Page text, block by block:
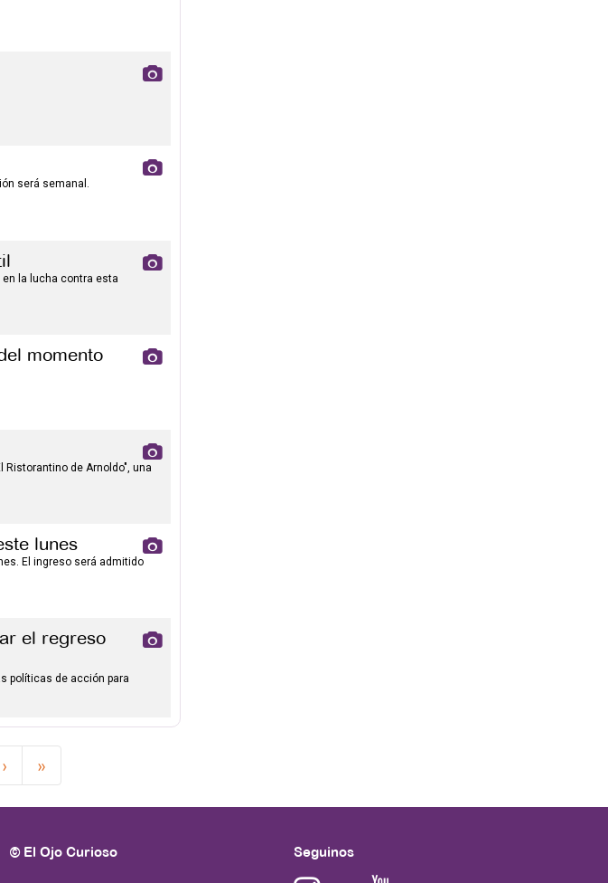
será semanal.
la lucha contra esta
momento
de Arnoldo", una
lunes
El ingreso será admitido
el regreso
políticas de acción para
› »
© El Ojo Curioso Seguinos